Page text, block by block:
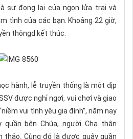
sự đọng lại của ngọn lửa trại và
tình của các bạn. Khoảng 22 giờ,
thôngd kết thúc.
hành, lễ truyền thống là một dịp
được nghỉ ngơi, vui chơi và giao
vui tình yêu gia đình”, năm nay
bên Chúa, người Cha thân
Cùng đó là được quây quần